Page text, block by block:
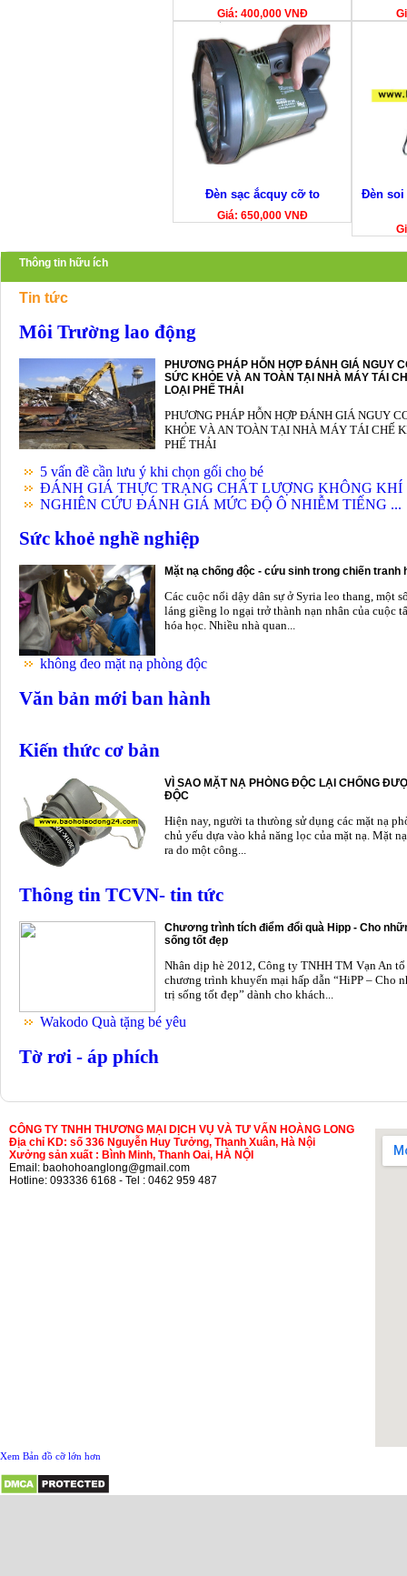
Giá: 400,000 VNĐ
Đèn sạc ắcquy cỡ to
Giá: 650,000 VNĐ
Đèn soi
Thông tin hữu ích
Tin tức
Môi Trường lao động
PHƯƠNG PHÁP HỖN HỢP ĐÁNH GIÁ NGUY
SỨC KHỎE VÀ AN TOÀN TẠI NHÀ MÁY TÁI
LOẠI PHẾ THẢI
PHƯƠNG PHÁP HỖN HỢP ĐÁNH GIÁ NGUY
KHỎE VÀ AN TOÀN TẠI NHÀ MÁY TÁI CHẾ
PHẾ THẢI
5 vấn đề cần lưu ý khi chọn gối cho bé
ĐÁNH GIÁ THỰC TRẠNG CHẤT LƯỢNG KHÔNG KHÍ
NGHIÊN CỨU ĐÁNH GIÁ MỨC ĐỘ Ô NHIỄM TIẾNG ...
Sức khoẻ nghề nghiệp
Mặt nạ chống độc - cứu sinh trong chiến tranh
Các cuộc nổi dậy dân sự ở Syria leo thang, một
láng giềng lo ngại trở thành nạn nhân của cuộc
hóa học. Nhiều nhà quan...
không đeo mặt nạ phòng độc
Văn bản mới ban hành
Kiến thức cơ bản
VÌ SAO MẶT NẠ PHÒNG ĐỘC LẠI CHỐNG
ĐỘC
Hiện nay, người ta thưòng sử dụng các mặt nạ
chủ yếu dựa vào khả năng lọc của mặt nạ. Mặt
ra do một công...
Thông tin TCVN- tin tức
Chương trình tích điểm đổi quà Hipp - Cho
sống tốt đẹp
Nhân dịp hè 2012, Công ty TNHH TM Vạn An
chương trình khuyến mại hấp dẫn “HiPP – Cho
trị sống tốt đẹp” dành cho khách...
Wakodo Quà tặng bé yêu
Tờ rơi - áp phích
CÔNG TY TNHH THƯƠNG MẠI DỊCH VỤ VÀ TƯ VẤN HOÀNG LONG
Địa chỉ KD: số 336 Nguyễn Huy Tưởng, Thanh Xuân, Hà Nội
Xưởng sản xuất : Bình Minh, Thanh Oai, HÀ NỘI
Email: baohohoanglong@gmail.com
Hotline: 093336 6168 - Tel : 0462 959 487
Xem Bản đồ cỡ lớn hơn